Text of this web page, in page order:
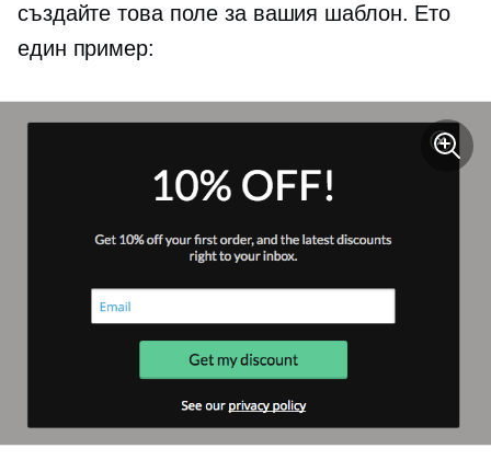
създайте това поле за вашия шаблон. Ето
един пример: